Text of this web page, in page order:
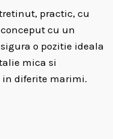
practic, cu
cu un
o pozitie ideala
mica si
in diferite marimi.